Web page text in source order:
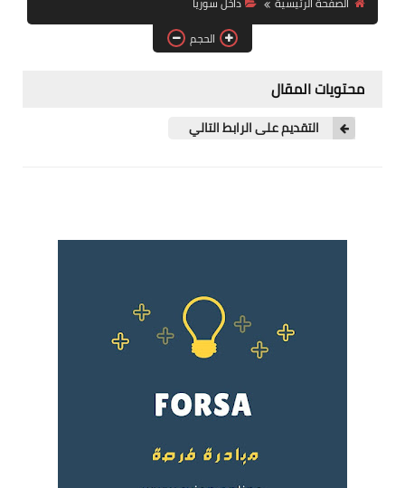
فرص عمل في العراق
فرص عمل في اليمن
دورات تدريبية
الحجم
محتويات المقال
التقديم على الرابط التالي